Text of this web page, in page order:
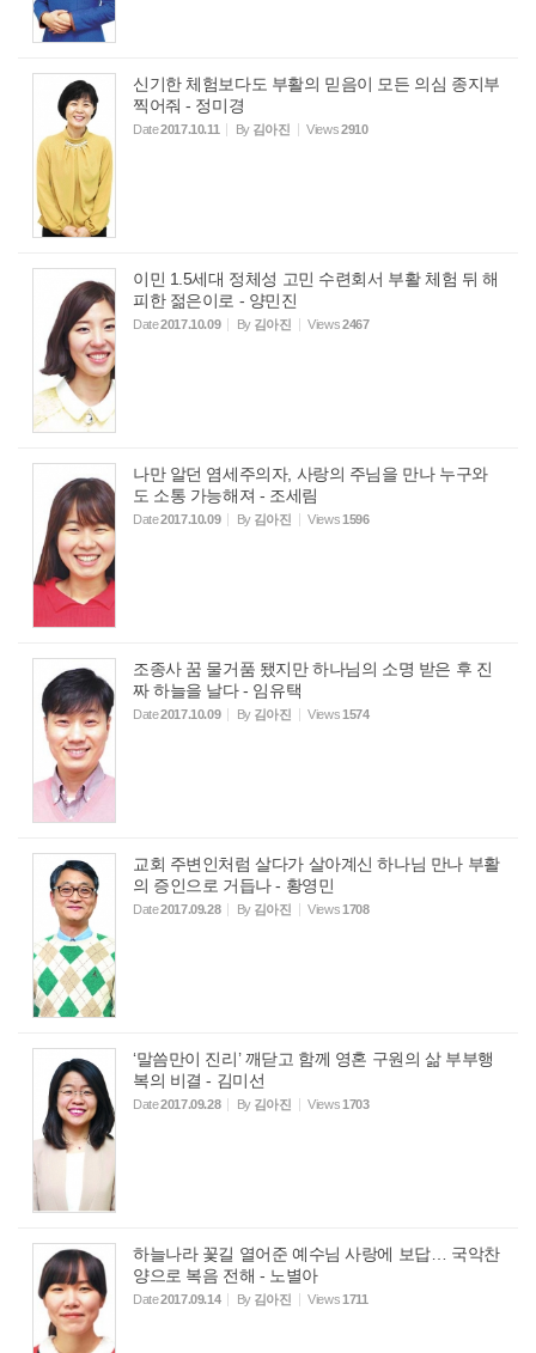
신기한 체험보다도 부활의 믿음이 모든 의심 종지부
찍어줘 - 정미경
Date2017.10.11 By 김아진 Views2910
이민 1.5세대 정체성 고민 수련회서 부활 체험 뒤 해
피한 젊은이로 - 양민진
Date2017.10.09 By 김아진 Views2467
나만 알던 염세주의자, 사랑의 주님을 만나 누구와
도 소통 가능해져 - 조세림
Date2017.10.09 By 김아진 Views1596
조종사 꿈 물거품 됐지만 하나님의 소명 받은 후 진
짜 하늘을 날다 - 임유택
Date2017.10.09 By 김아진 Views1574
교회 주변인처럼 살다가 살아계신 하나님 만나 부활
의 증인으로 거듭나 - 황영민
Date2017.09.28 By 김아진 Views1708
‘말씀만이 진리’ 깨닫고 함께 영혼 구원의 삶 부부행
복의 비결 - 김미선
Date2017.09.28 By 김아진 Views1703
하늘나라 꽃길 열어준 예수님 사랑에 보답… 국악찬
양으로 복음 전해 - 노별아
Date2017.09.14 By 김아진 Views1711